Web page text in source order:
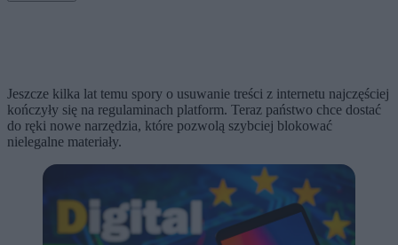
Jeszcze kilka lat temu spory o usuwanie treści z internetu najczęściej
kończyły się na regulaminach platform. Teraz państwo chce dostać
do ręki nowe narzędzia, które pozwolą szybciej blokować
nielegalne materiały.